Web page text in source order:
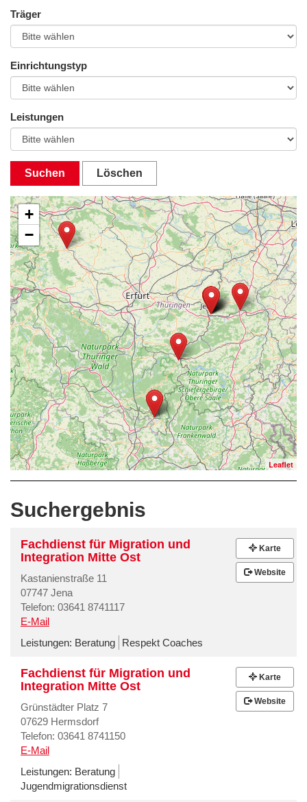
Träger
Einrichtungstyp
Leistungen
Suchen Löschen
+
−
Leaflet
Suchergebnis
Fachdienst für Migration und
Integration Mitte Ost
Kastanienstraße 11
07747 Jena
Telefon: 03641 8741117
E-Mail
Leistungen: Beratung Respekt Coaches
Karte
Website
Fachdienst für Migration und
Integration Mitte Ost
Grünstädter Platz 7
07629 Hermsdorf
Telefon: 03641 8741150
E-Mail
Leistungen: Beratung
Jugendmigrationsdienst
Karte
Website